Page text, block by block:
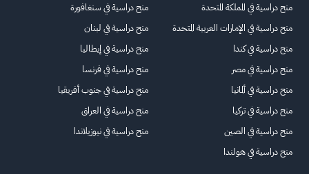
منح دراسية في المملكة المتحدة
منح دراسية في الإمارات العربية المتحدة
منح دراسية في كندا
منح دراسية في مصر
منح دراسية في ألمانيا
منح دراسية في تركيا
منح دراسية في الصين
منح دراسية في هولندا
منح دراسية في سنغافورة
منح دراسية في لبنان
منح دراسية في إيطاليا
منح دراسية في فرنسا
منح دراسية في جنوب أفريقيا
منح دراسية في العراق
منح دراسية في نيوزيلاندا